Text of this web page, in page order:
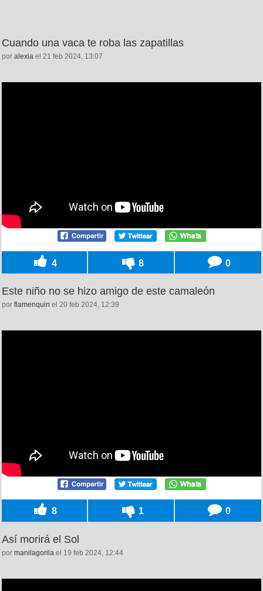
Cuando una vaca te roba las zapatillas
por alexia el 21 feb 2024, 13:07
4 8 0
Este niño no se hizo amigo de este camaleón
por flamenquin el 20 feb 2024, 12:39
8 1 0
Así morirá el Sol
por manilagorila el 19 feb 2024, 12:44